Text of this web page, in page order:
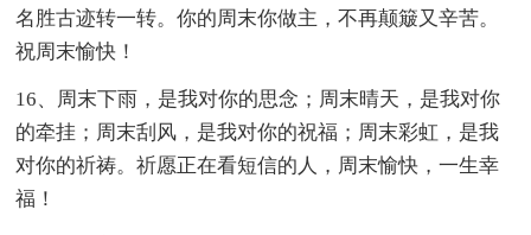
名胜古迹转一转。你的周末你做主，不再颠簸又辛苦。
祝周末愉快！
16、周末下雨，是我对你的思念；周末晴天，是我对你
的牵挂；周末刮风，是我对你的祝福；周末彩虹，是我
对你的祈祷。祈愿正在看短信的人，周末愉快，一生幸
福！